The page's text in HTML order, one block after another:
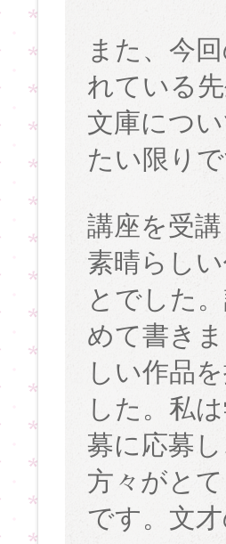
また、今
れている
文庫につ
たい限り
講座を受
素晴らし
とでした
めて書き
しい作品
した。私
募に応募
方々がと
です。文